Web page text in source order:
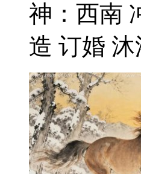
神：西南
造 订婚